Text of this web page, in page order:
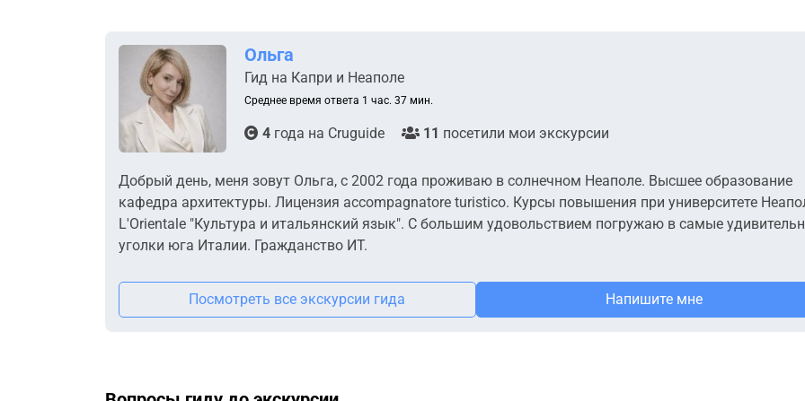
Ольга
Гид на Капри и Неаполе
Среднее время ответа 1 час. 37 мин.
4 года на Cruguide 11 посетили мои экскурсии
Добрый день, меня зовут Ольга, с 2002 года проживаю в солнечном Неаполе. Высшее образование
кафедра архитектуры. Лицензия accompagnatore turistico. Курсы повышения при университете
L'Orientale "Культура и итальянский язык". С большим удовольствием погружаю в самые
уголки юга Италии. Гражданство ИТ.
Посмотреть все экскурсии гида Напишите мне